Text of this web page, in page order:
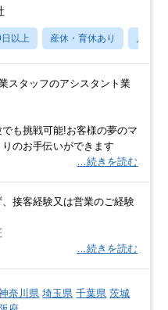
以上 産休・育休あり 月残業
スタッフのアシスタント業
も挑戦可能!お客様の夢のマ
のお手伝いができます
…続きを読む
接客経験又は営業のご経験
…続きを読む
奈川県 埼玉県 千葉県 茨城